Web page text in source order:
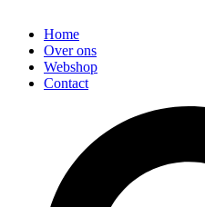
Home
Over ons
Webshop
Contact